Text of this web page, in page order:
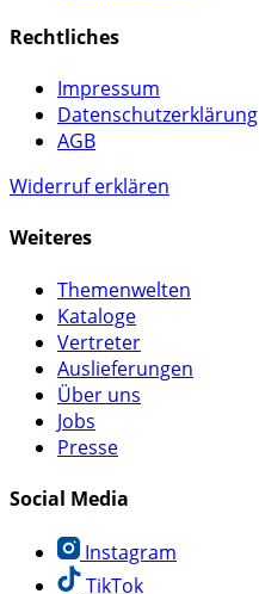
Rechtliches
Impressum
Datenschutzerklärung
AGB
Widerruf erklären
Weiteres
Themenwelten
Kataloge
Vertreter
Auslieferungen
Über uns
Jobs
Presse
Social Media
Instagram
TikTok